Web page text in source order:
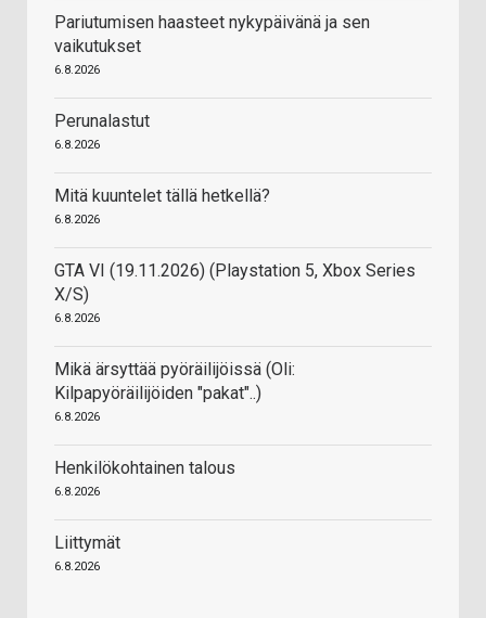
Pariutumisen haasteet nykypäivänä ja sen
vaikutukset
6.8.2026
Perunalastut
6.8.2026
Mitä kuuntelet tällä hetkellä?
6.8.2026
GTA VI (19.11.2026) (Playstation 5, Xbox Series
X/S)
6.8.2026
Mikä ärsyttää pyöräilijöissä (Oli:
Kilpapyöräilijöiden "pakat"..)
6.8.2026
Henkilökohtainen talous
6.8.2026
Liittymät
6.8.2026